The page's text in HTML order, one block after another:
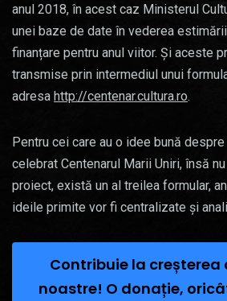
anul 2018, în acest caz Ministerul
unei baze de date în vederea
finanțare pentru anul viitor. Și aceste
transmise prin intermediul unui
adresa http://centenar.cultura.ro.
Pentru cei care au o idee bună
celebrat Centenarul Marii Uniri, însă
proiect, există un al treilea formular,
ideile primite vor fi centralizate și
Contribuie la
noastre! O donație,